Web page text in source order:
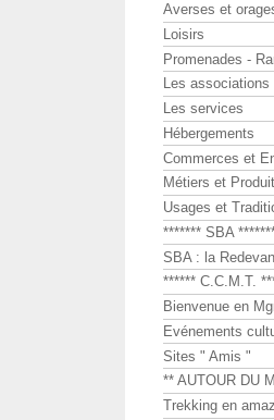
Averses et
Loisirs
Promenades -
Les associations
Les services
Hébergements
Commerces et
Métiers et
Usages et
******* SBA
SBA : la
****** C.C.M.T.
Bienvenue en
Evénements
Sites " Amis "
** AUTOUR DU
Trekking en